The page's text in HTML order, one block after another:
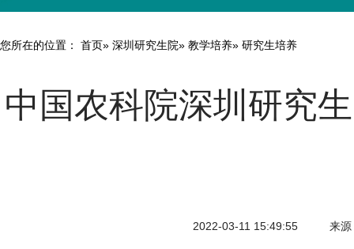
您所在的位置： 首页» 深圳研究生院» 教学培养» 研究生培养
中国农科院深圳研究
2022-03-11 15:49:55 来源